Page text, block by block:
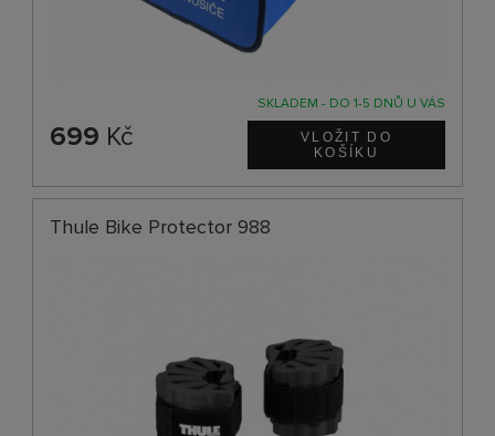
SKLADEM - DO 1-5 DNŮ U VÁS
699 Kč
Thule Bike Protector 988